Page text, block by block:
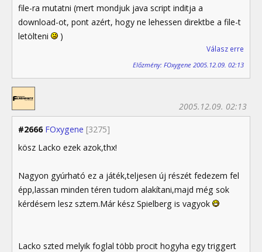
file-ra mutatni (mert mondjuk java script inditja a
download-ot, pont azért, hogy ne lehessen direktbe a file-t
letölteni
)
Válasz erre
Előzmény: FOxygene 2005.12.09. 02:13
#2666 FOxygene [3275]
2005.12.09. 02:13
kösz Lacko ezek azok,thx!
Nagyon gyúrható ez a játék,teljesen új részét fedezem fel
épp,lassan minden téren tudom alakítani,majd még sok
kérdésem lesz sztem.Már kész Spielberg is vagyok
Lacko szted melyik foglal több procit hogyha egy triggert